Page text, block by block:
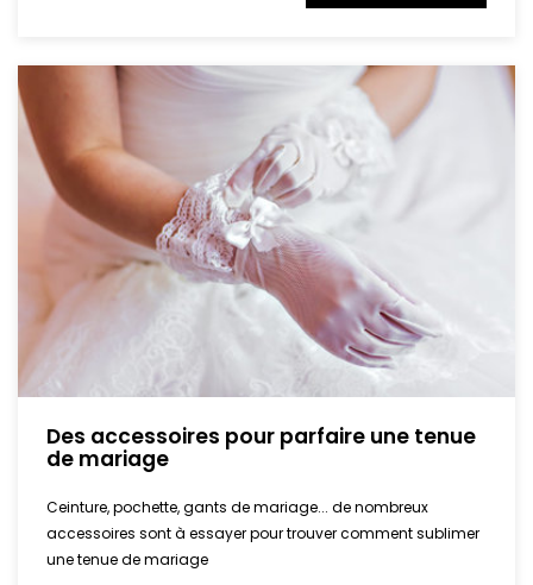
Des accessoires pour parfaire une tenue
de mariage
Ceinture, pochette, gants de mariage... de nombreux
accessoires sont à essayer pour trouver comment sublimer
une tenue de mariage